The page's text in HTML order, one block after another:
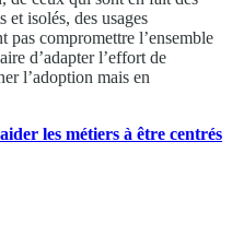
et isolés, des usages
pas compromettre l’ensemble
d’adapter l’effort de
l’adoption mais en
les métiers à être centrés